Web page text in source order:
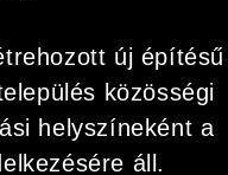
új építésű
közösségi
helyszíneként a
áll.